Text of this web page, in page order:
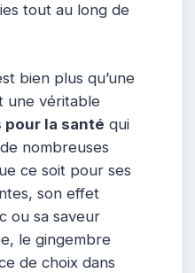
tout au long de
bien plus qu’une
une véritable
la santé qui
nombreuses
ce soit pour ses
son effet
ou sa saveur
le gingembre
de choix dans